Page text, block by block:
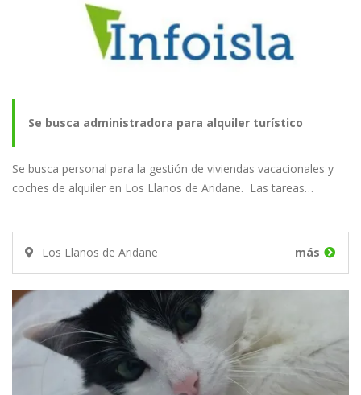
Se busca administradora para alquiler turístico
Se busca personal para la gestión de viviendas vacacionales y
coches de alquiler en Los Llanos de Aridane. Las tareas…
Los Llanos de Aridane más